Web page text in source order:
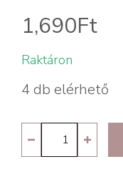
1,690Ft
Raktáron
4 db elérhető
Kartopu
Baby